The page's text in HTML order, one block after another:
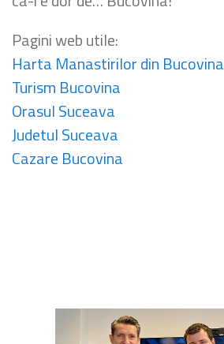
Pagini web utile:
Harta Manastirilor din Bucovina
Turism Bucovina
Orasul Suceava
Judetul Suceava
Cazare Bucovina